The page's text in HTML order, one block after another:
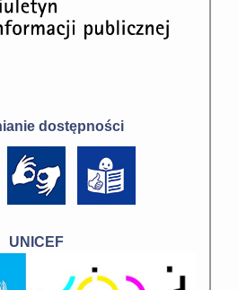
dostępności
UNICEF